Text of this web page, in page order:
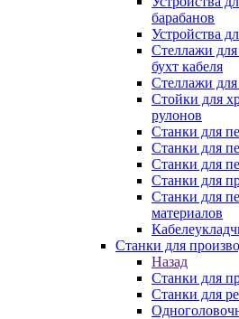
барабанов
Устройства
Стеллажи
бухт кабеля
Стеллажи
Стойки для
рулонов
Станки для
Станки для
Станки для
Станки для
Станки для
материалов
Станки для
Назад
Станки для
Станки для